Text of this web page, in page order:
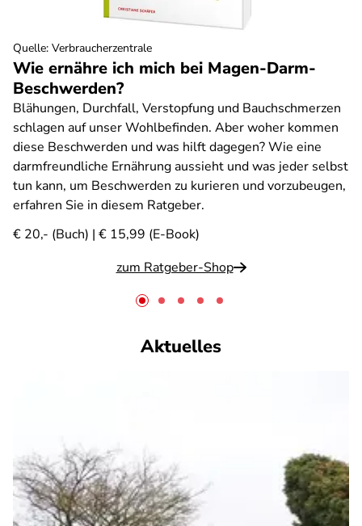
Wie ernähre ich mich bei Magen-Darm-
Beschwerden?
Blähungen, Durchfall, Verstopfung und Bauchschmerzen
schlagen auf unser Wohlbefinden. Aber woher kommen
diese Beschwerden und was hilft dagegen? Wie eine
darmfreundliche Ernährung aussieht und was jeder selbst
tun kann, um Beschwerden zu kurieren und vorzubeugen,
erfahren Sie in diesem Ratgeber.
€ 20,- (Buch) | € 15,99 (E-Book)
zum Ratgeber-Shop
Quelle: Verbraucherzentrale
Aktuelles